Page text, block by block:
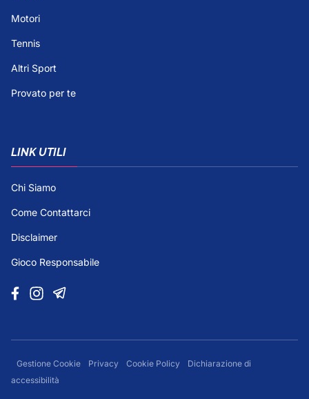
Motori
Tennis
Altri Sport
Provato per te
LINK UTILI
Chi Siamo
Come Contattarci
Disclaimer
Gioco Responsabile
Gestione Cookie Privacy Cookie Policy
Dichiarazione di
accessibilità